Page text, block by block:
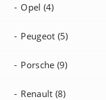
Opel (4)
Peugeot (5)
Porsche (9)
Renault (8)